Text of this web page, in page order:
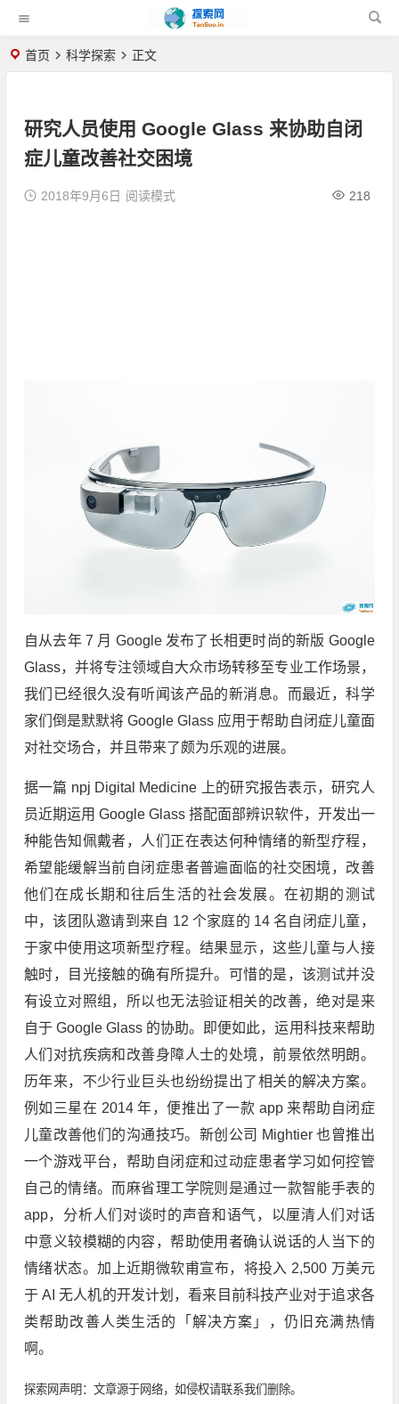
首页 科学探索 正文
研究人员使用 Google Glass 来协助自闭
症儿童改善社交困境
2018年9月6日 218
阅读模式
自从去年 7 月 Google 发布了长相更时尚的新版 Google
Glass，并将专注领域自大众市场转移至专业工作场景，
我们已经很久没有听闻该产品的新消息。而最近，科学
家们倒是默默将 Google Glass 应用于帮助自闭症儿童面
对社交场合，并且带来了颇为乐观的进展。
据一篇 npj Digital Medicine 上的研究报告表示，研究人
员近期运用 Google Glass 搭配面部辨识软件，开发出一
种能告知佩戴者，人们正在表达何种情绪的新型疗程，
希望能缓解当前自闭症患者普遍面临的社交困境，改善
他们在成长期和往后生活的社会发展。在初期的测试
中，该团队邀请到来自 12 个家庭的 14 名自闭症儿童，
于家中使用这项新型疗程。结果显示，这些儿童与人接
触时，目光接触的确有所提升。可惜的是，该测试并没
有设立对照组，所以也无法验证相关的改善，绝对是来
自于 Google Glass 的协助。即便如此，运用科技来帮助
人们对抗疾病和改善身障人士的处境，前景依然明朗。
历年来，不少行业巨头也纷纷提出了相关的解决方案。
例如三星在 2014 年，便推出了一款 app 来帮助自闭症
儿童改善他们的沟通技巧。新创公司 Mightier 也曾推出
一个游戏平台，帮助自闭症和过动症患者学习如何控管
自己的情绪。而麻省理工学院则是通过一款智能手表的
app，分析人们对谈时的声音和语气，以厘清人们对话
中意义较模糊的内容，帮助使用者确认说话的人当下的
情绪状态。加上近期微软甫宣布，将投入 2,500 万美元
于 AI 无人机的开发计划，看来目前科技产业对于追求各
类帮助改善人类生活的「解决方案」，仍旧充满热情
啊。
探索网声明：文章源于网络，如侵权请联系我们删除。